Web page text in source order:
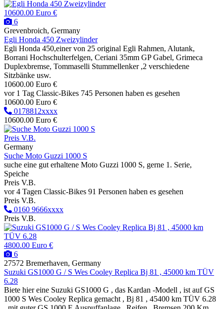
10600.00 Euro €
6
Grevenbroich, Germany
Egli Honda 450 Zweizylinder
Egli Honda 450,einer von 25 original Egli Rahmen, Alutank,
Borrani Hochschulterfelgen, Ceriani 35mm GP Gabel, Grimeca
Duplexbremse, Tommaselli Stummellenker ,2 verschiedene
Sitzbänke usw.
10600.00 Euro €
vor 1 Tag Classic-Bikes 745 Personen haben es gesehen
10600.00 Euro €
0178812xxxx
10600.00 Euro €
Preis V.B.
Germany
Suche Moto Guzzi 1000 S
suche eine gut erhaltene Moto Guzzi 1000 S, gerne 1. Serie,
Speiche
Preis V.B.
vor 4 Tagen Classic-Bikes 91 Personen haben es gesehen
Preis V.B.
0160 9666xxxx
Preis V.B.
4800.00 Euro €
6
27572 Bremerhaven, Germany
Suzuki GS1000 G / S Wes Cooley Replica Bj 81 , 45000 km TÜV
6.28
Biete hier eine Suzuki GS1000 G , das Kardan -Modell , ist auf GS
1000 S Wes Cooley Replica gemacht , Bj 81 , 45400 km TÜV 6.28